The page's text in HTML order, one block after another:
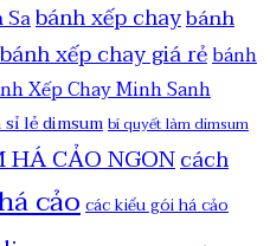
bánh xếp chaybánh
bánh xếp chay giá rẻbánh
Xếp Chay Minh Sanh
lẻ dimsumbí quyết làm dimsum
HÁ CẢO NGONcách
cảocác kiểu gói há cảo